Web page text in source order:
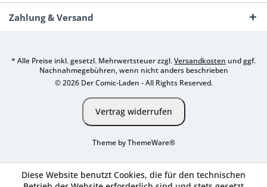
Zahlung & Versand
* Alle Preise inkl. gesetzl. Mehrwertsteuer zzgl.Versandkosten und ggf.
Nachnahmegebühren, wenn nicht anders beschrieben
© 2026 Der Comic-Laden - All Rights Reserved.
Vertrag widerrufen
Theme byThemeWare®
Diese Website benutzt Cookies, die für den technischen